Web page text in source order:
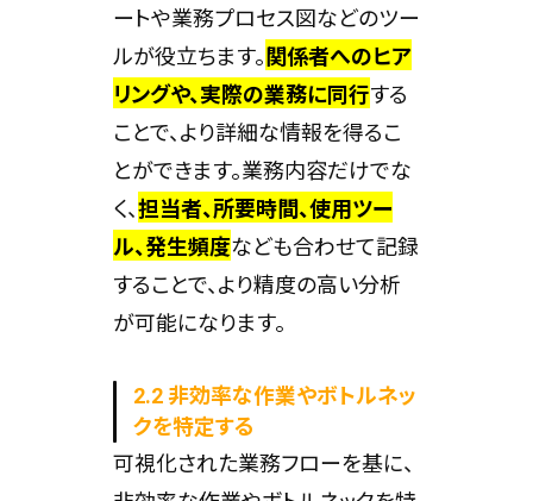
ートや業務プロセス図などのツー
ルが役立ちます。関係者へのヒア
リングや、実際の業務に同行する
ことで、より詳細な情報を得るこ
とができます。業務内容だけでな
く、担当者、所要時間、使用ツー
ル、発生頻度なども合わせて記録
することで、より精度の高い分析
が可能になります。
2.2 非効率な作業やボトルネッ
クを特定する
可視化された業務フローを基に、